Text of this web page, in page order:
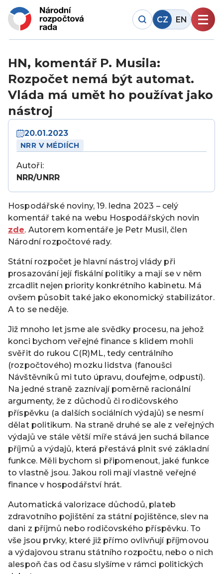
CZ EN
HN, komentář P. Musila:
Rozpočet nemá být automat.
Vláda má umět ho používat jako
nástroj
20.01.2023
NRR V MÉDIÍCH
Autoři:
NRR/UNRR
Hospodářské noviny, 19. ledna 2023 – celý
komentář také na webu Hospodářských novin
zde. Autorem komentáře je Petr Musil, člen
Národní rozpočtové rady.
Státní rozpočet je hlavní nástroj vlády při
prosazování její fiskální politiky a mají se v něm
zrcadlit nejen priority konkrétního kabinetu. Má
ovšem působit také jako ekonomický stabilizátor.
A to se neděje.
Již mnoho let jsme ale svědky procesu, na jehož
konci bychom veřejné finance s klidem mohli
svěřit do rukou C(R)ML, tedy centrálního
(rozpočtového) mozku lidstva (fanoušci
Návštěvníků mi tuto úpravu, doufejme, odpustí).
Na jedné straně zaznívají poměrně racionální
argumenty, že z důchodů či rodičovského
příspěvku (a dalších sociálních výdajů) se nesmí
dělat politikum. Na straně druhé se ale z veřejných
výdajů ve stále větší míře stává jen suchá bilance
příjmů a výdajů, která přestává plnit své základní
funkce. Měli bychom si připomenout, jaké funkce
to vlastně jsou. Jakou roli mají vlastně veřejné
finance v hospodářství hrát.
Automatická valorizace důchodů, plateb
zdravotního pojištění za státní pojištěnce, slev na
dani z příjmů nebo rodičovského příspěvku. To
vše jsou prvky, které již přímo ovlivňují příjmovou
a výdajovou stranu státního rozpočtu, nebo o nich
alespoň čas od času slyšíme v rámci politických